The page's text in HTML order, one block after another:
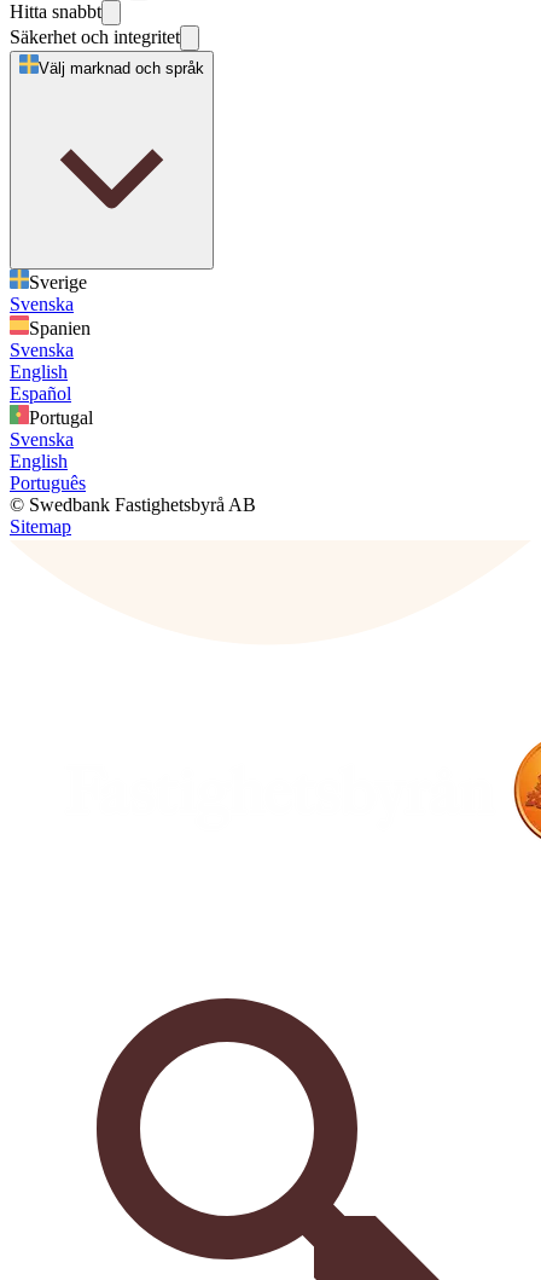
Hitta snabbt
Säkerhet och integritet
Välj marknad och språk
Sverige
Svenska
Spanien
Svenska
English
Español
Portugal
Svenska
English
Português
© Swedbank Fastighetsbyrå AB
Sitemap